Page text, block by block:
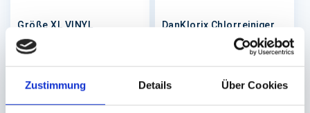
Zustimmung Details Über Cookies
Größe XL VINYL
lieferbar.
DanKlorix Chlorreiniger
(blau), 1.5 Liter
Werktage